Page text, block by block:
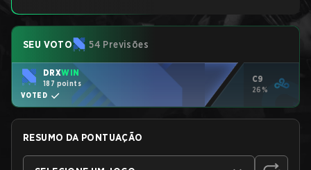
SEU VOTO 54 Previsões
DRXWIN
187 points
VOTED
C9
26%
RESUMO DA PONTUAÇÃO